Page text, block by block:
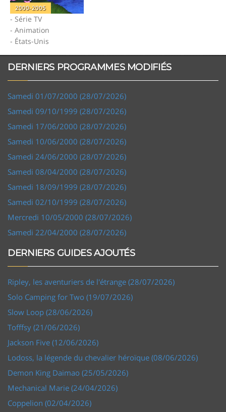
2000-2005
- Série TV
- Animation
- États-Unis
DERNIERS PROGRAMMES MODIFIÉS
Samedi 01/07/2000 (28/07/2026)
Samedi 09/10/1999 (28/07/2026)
Samedi 17/06/2000 (28/07/2026)
Samedi 10/06/2000 (28/07/2026)
Samedi 24/06/2000 (28/07/2026)
Samedi 08/04/2000 (28/07/2026)
Samedi 18/09/1999 (28/07/2026)
Samedi 02/10/1999 (28/07/2026)
Mercredi 10/05/2000 (28/07/2026)
Samedi 22/04/2000 (28/07/2026)
DERNIERS GUIDES AJOUTÉS
Ripley, les aventuriers de l'étrange (28/07/2026)
Solo Camping for Two (19/07/2026)
Slow Loop (28/06/2026)
Tofffsy (21/06/2026)
Jackson Five (12/06/2026)
Lodoss, la légende du chevalier héroïque (08/06/2026)
Demon King Daimao (25/05/2026)
Mechanical Marie (24/04/2026)
Coppelion (02/04/2026)